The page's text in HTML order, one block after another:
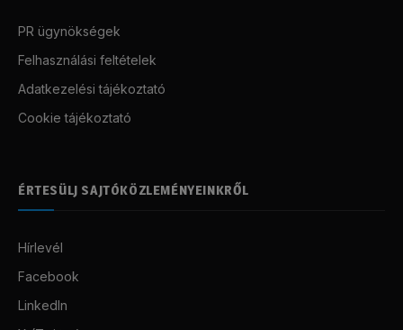
PR ügynökségek
Felhasználási feltételek
Adatkezelési tájékoztató
Cookie tájékoztató
ÉRTESÜLJ SAJTÓKÖZLEMÉNYEINKRŐL
Hírlevél
Facebook
LinkedIn